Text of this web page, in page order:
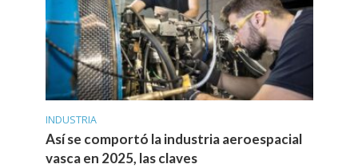
INDUSTRIA
Así se comportó la industria aeroespacial
vasca en 2025, las claves